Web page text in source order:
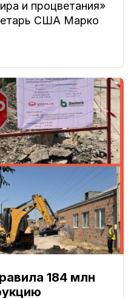
и процветания»
США Марко
184 млн